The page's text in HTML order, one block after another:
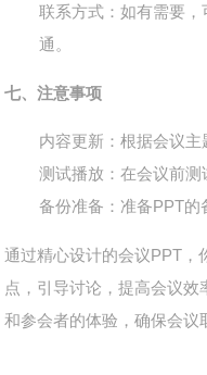
联系方式 ：如有需要
通。
七、注意事项
内容更新 ：根据会议
测试播放 ：在会议前
备份准备 ：准备PPT的
通过精心设计的会议PPT，
点，引导讨论，提高会议
和参会者的体验，确保会议